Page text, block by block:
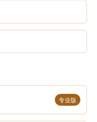
专业版